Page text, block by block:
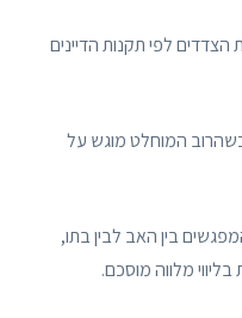
הצדדים לפי תקנות הדיינים
הוגשו 85 בקשות כשהרוב המוחלט מוגש על
בין האב לבין בתו,
מלווה מוסכם.